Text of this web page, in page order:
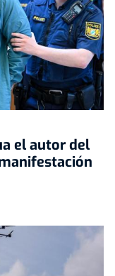
el autor del